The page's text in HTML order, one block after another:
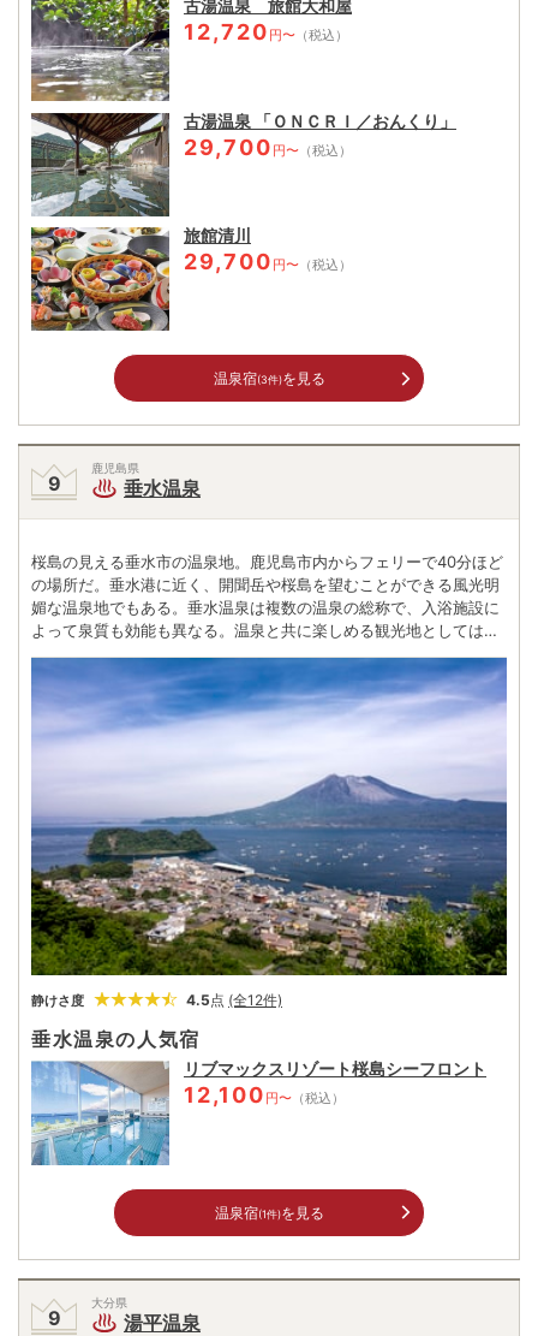
古湯温泉 旅館大和屋
12,720 円〜 （税込）
古湯温泉 「ＯＮＣＲＩ／おんくり」
29,700 円〜 （税込）
旅館清川
29,700 円〜 （税込）
温泉宿(3件)を見る
鹿児島県
垂水温泉
桜島の見える垂水市の温泉地。鹿児島市内からフェリーで40分ほど
の場所だ。垂水港に近く、開聞岳や桜島を望むことができる風光明
媚な温泉地でもある。垂水温泉は複数の温泉の総称で、入浴施設に
よって泉質も効能も異なる。温泉と共に楽しめる観光地としては千
本のイチョウが植えられている「垂水千本イチョウ園」が知られて
いる。また、近くにある「道の駅たるみず」では、目の前に桜島と
錦江湾、霧島連山などの絶景を見られる。また、垂水で水揚げされ
た鮮魚を味わえるレストランも併設されており、美しい景色と美味
しい海の幸を楽しめる。ゆっくりと休暇を取り、垂水温泉を巡りな
がら垂水の美しさや楽しさに触れてみてはいかがだろうか。
静けさ度 4.5点 (全12件)
垂水温泉の人気宿
リブマックスリゾート桜島シーフロント
12,100 円〜 （税込）
温泉宿(1件)を見る
大分県
湯平温泉